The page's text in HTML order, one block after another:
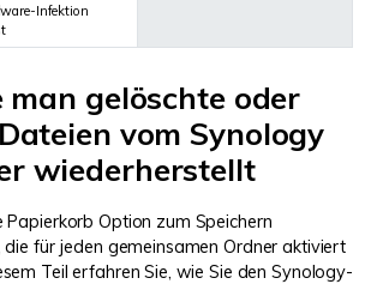
Infektion
man gelöschte oder
vom Synology
wiederherstellt
Option zum Speichern
die für jeden gemeinsamen Ordner aktiviert
Teil erfahren Sie, wie Sie den Synology-